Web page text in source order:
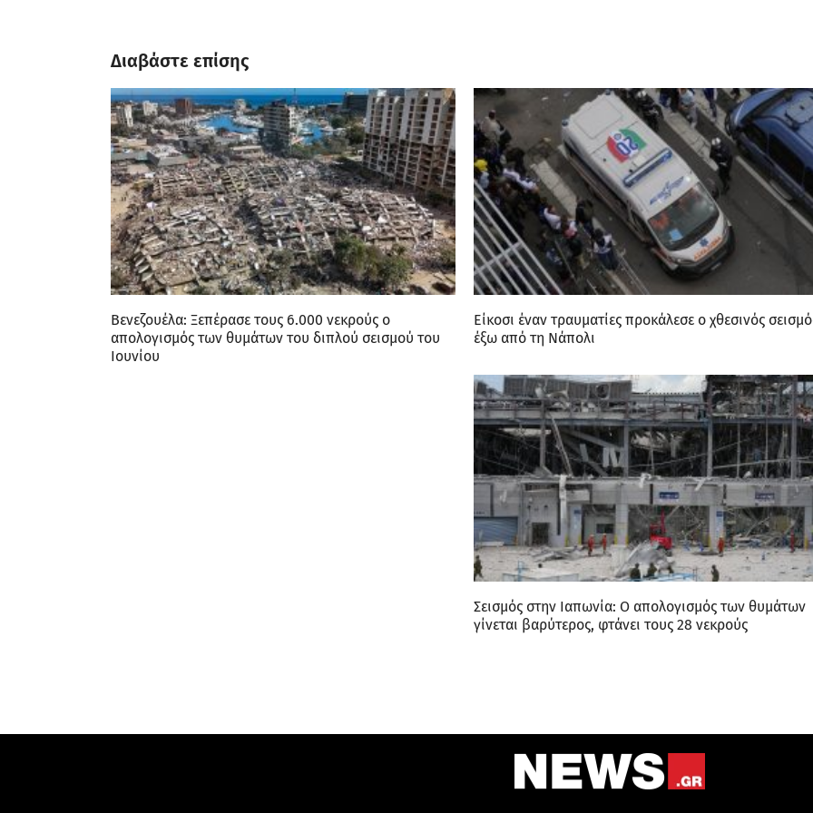
Διαβάστε επίσης
Βενεζουέλα: Ξεπέρασε τους 6.000 νεκρούς ο
απολογισμός των θυμάτων του διπλού σεισμού του
Ιουνίου
Είκοσι έναν τραυματίες προκάλεσε ο χθεσινός
έξω από τη Νάπολι
Σεισμός στην Ιαπωνία: Ο απολογισμός των θυμάτων
γίνεται βαρύτερος, φτάνει τους 28 νεκρούς